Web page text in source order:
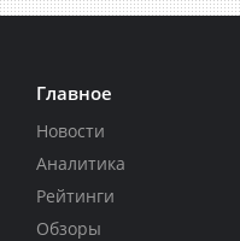
Главное
Новости
Аналитика
Рейтинги
Обзоры